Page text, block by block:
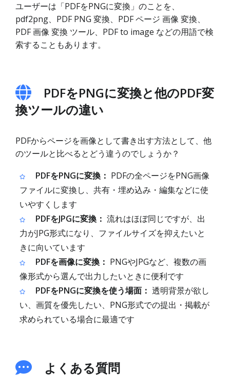
ユーザーは「PDFをPNGに変換」のことを、
pdf2png、PDF PNG 変換、PDF ページ 画像 変換、
PDF 画像 変換 ツール、PDF to image などの用語で検
索することもあります。
PDFをPNGに変換と他のPDF変
換ツールの違い
PDFからページを画像として書き出す方法として、他
のツールと比べるとどう違うのでしょうか？
PDFをPNGに変換： PDFの全ページをPNG画像
ファイルに変換し、共有・埋め込み・編集などに使
いやすくします
PDFをJPGに変換： 流れはほぼ同じですが、出
力がJPG形式になり、ファイルサイズを抑えたいと
きに向いています
PDFを画像に変換： PNGやJPGなど、複数の画
像形式から選んで出力したいときに便利です
PDFをPNGに変換を使う場面： 透明背景が欲し
い、画質を優先したい、PNG形式での提出・掲載が
求められている場合に最適です
よくある質問